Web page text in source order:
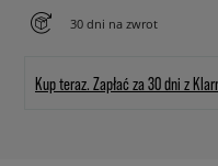
30 dni na zwrot
Kup teraz. Zapłać za 30 dni z